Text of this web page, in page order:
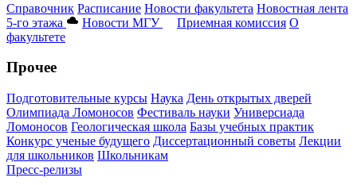
Справочник Расписание Новости факультета Новостная лента
5-го этажа
Новости МГУ Приемная комиссия О
факультете
Прочее
Подготовительные курсы Наука День открытых дверей
Олимпиада Ломоносов Фестиваль науки Универсиада
Ломоносов Геологическая школа Базы учебных практик
Конкурс ученые будущего Диссертационный советы Лекции
для школьников Школьникам
Пресс-релизы